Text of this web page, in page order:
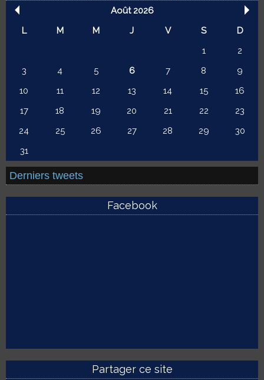
Août 2026
L
M M J V S
D
1
2
3
4 5 6 7 8
9
10
11 12 13 14 15
16
17
18 19 20 21 22
23
24
25 26 27 28 29
30
31
Derniers tweets
Facebook
Partager ce site